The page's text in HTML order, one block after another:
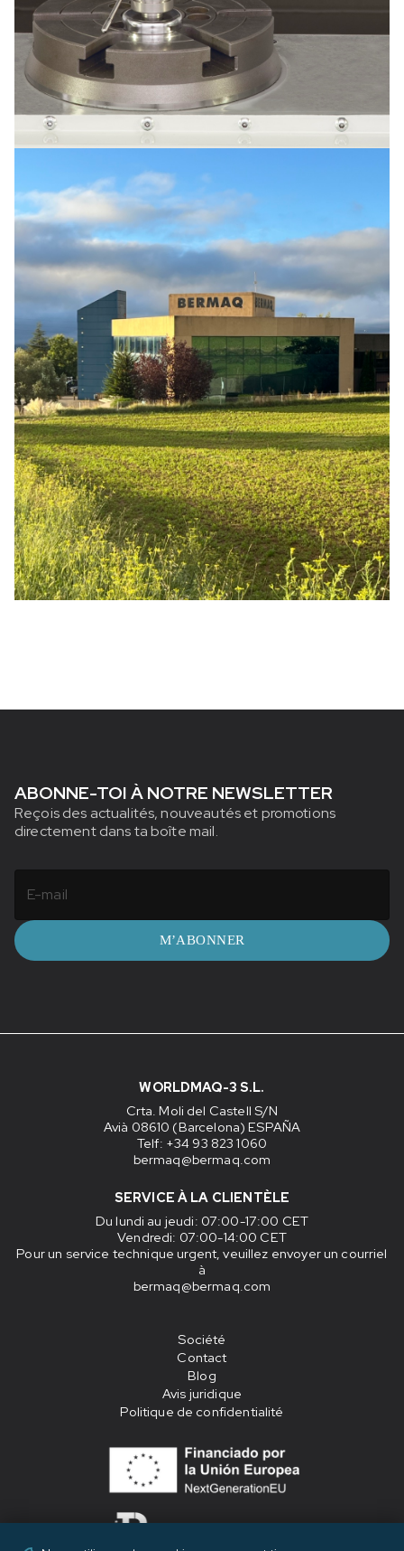
ABONNE-TOI À NOTRE NEWSLETTER
Reçois des actualités, nouveautés et promotions
directement dans ta boîte mail.
M’ABONNER
WORLDMAQ-3 S.L.
Crta. Moli del Castell S/N
Avià 08610 (Barcelona) ESPAÑA
Telf: +34 93 823 1060
bermaq@bermaq.com
SERVICE À LA CLIENTÈLE
Du lundi au jeudi: 07:00-17:00 CET
Vendredi: 07:00-14:00 CET
Pour un service technique urgent, veuillez envoyer un courriel
à
bermaq@bermaq.com
Société
Contact
Blog
Avis juridique
Politique de confidentialité